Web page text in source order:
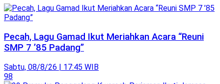
Pecah, Lagu Gamad Ikut Meriahkan Acara “Reuni
SMP 7 ’85 Padang”
Sabtu, 08/8/26 | 17:45 WIB
98